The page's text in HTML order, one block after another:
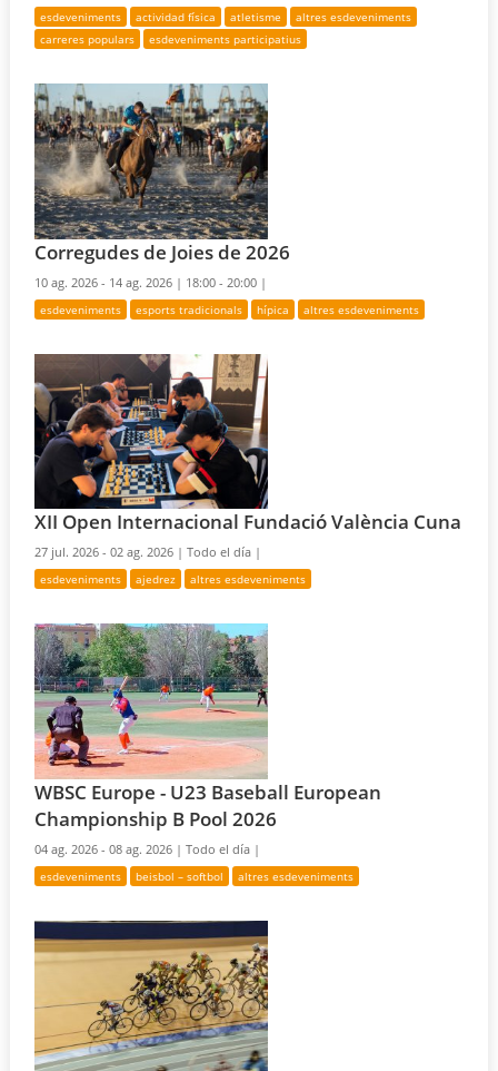
esdeveniments actividad física atletisme
altres esdeveniments
carreres populars
esdeveniments participatius
Corregudes de Joies de 2026
10 ag. 2026 - 14 ag. 2026 | 18:00 - 20:00 |
esdeveniments esports tradicionals hípica altres esdeveniments
XII Open Internacional Fundació València Cuna
27 jul. 2026 - 02 ag. 2026 |Todo el día |
esdeveniments ajedrez altres esdeveniments
WBSC Europe - U23 Baseball European
Championship B Pool 2026
04 ag. 2026 - 08 ag. 2026 |Todo el día |
esdeveniments beisbol – softbol altres esdeveniments